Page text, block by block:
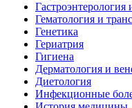
Гастроэнтерология
Гематология и
Генетика
Гериатрия
Гигиена
Дерматология и
Диетология
Инфекционные